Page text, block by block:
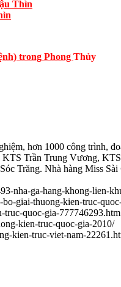
Thìn
trong Phong Thủy
hơn 1000 công trình,
Trần Trung Vương,
Trăng. Nhà hàng Miss
nha-ga-hang-khong-lien-
giai-thuong-kien-truc-
truc-quoc-gia-777746293.htm
kien-truc-quoc-gia-2010/
kien-truc-viet-nam-